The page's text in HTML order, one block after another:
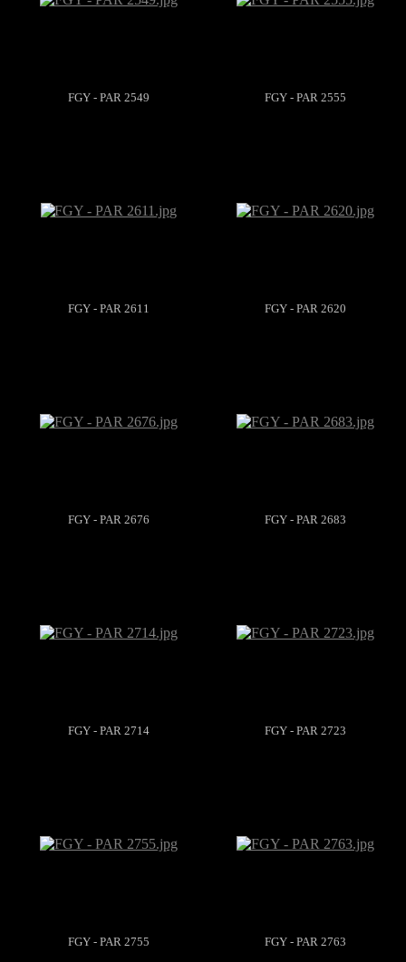
FGY - PAR 2549 FGY - PAR 2555
FGY - PAR 2611 FGY - PAR 2620
FGY - PAR 2676 FGY - PAR 2683
FGY - PAR 2714 FGY - PAR 2723
FGY - PAR 2755 FGY - PAR 2763